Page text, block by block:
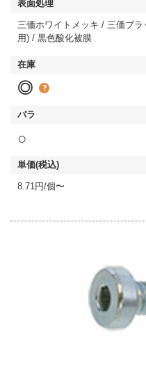
三価ホワイトメッキ / 三価ブ
用) / 黒色酸化被膜
◎
○
8.71円/個〜